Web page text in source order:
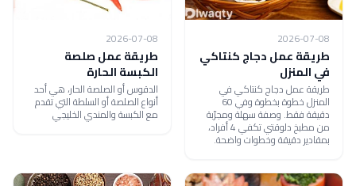
2026-07-08
طريقة عمل دجاج كنتاكي
في المنزل
طريقة عمل دجاج كنتاكي في
المنزل خطوة بخطوة وفي 60
دقيقة فقط. وصفة سهلة ومجرّبة
من مطبخ دلوقتي تكفي 4 أفراد،
بمقادير دقيقة وخطوات واضحة.
2026-07-08
طريقة عمل صلصة
الكبسة الحارة
الدقوس أو الصلصة الحار، هي أحد
أنواع الصلصة أو السلطة التي تقدم
مع الكبسة والمندي الخليجي